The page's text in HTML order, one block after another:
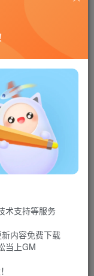
独特的肉鸽村庄
里有奇形怪状的
制一个思想者，
术支持等服务
内容免费下载
当上GM